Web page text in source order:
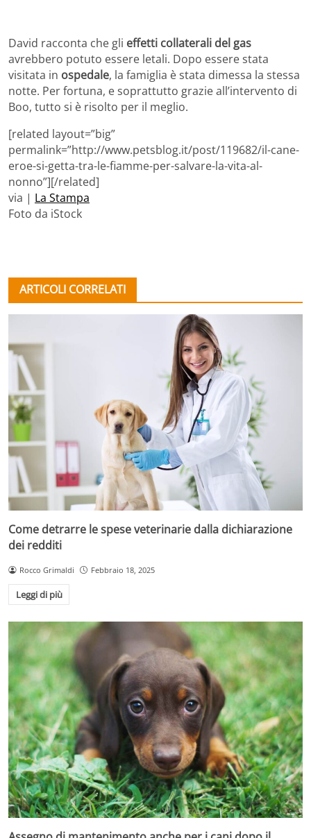
David racconta che gli effetti collaterali del gas
avrebbero potuto essere letali. Dopo essere stata
visitata in ospedale, la famiglia è stata dimessa la stessa
notte. Per fortuna, e soprattutto grazie all’intervento di
Boo, tutto si è risolto per il meglio.
[related layout=”big”
permalink=”http://www.petsblog.it/post/119682/il-cane-
eroe-si-getta-tra-le-fiamme-per-salvare-la-vita-al-
nonno”][/related]
via | La Stampa
Foto da iStock
ARTICOLI CORRELATI
Come detrarre le spese veterinarie dalla dichiarazione
dei redditi
Rocco Grimaldi Febbraio 18, 2025
Leggi di più